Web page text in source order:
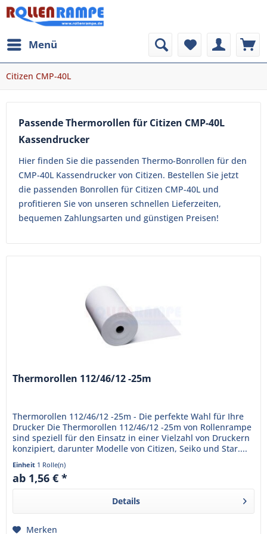
Menü
Citizen CMP-40L
Passende Thermorollen für Citizen CMP-40L
Kassendrucker
Hier finden Sie die passenden Thermo-Bonrollen für den
CMP-40L Kassendrucker von Citizen. Bestellen Sie jetzt
die passenden Bonrollen für Citizen CMP-40L und
profitieren Sie von unseren schnellen Lieferzeiten,
bequemen Zahlungsarten und günstigen Preisen!
Thermorollen 112/46/12 -25m
Thermorollen 112/46/12 -25m - Die perfekte Wahl für Ihre
Drucker Die Thermorollen 112/46/12 -25m von Rollenrampe
sind speziell für den Einsatz in einer Vielzahl von Druckern
konzipiert, darunter Modelle von Citizen, Seiko und Star....
Einheit 1 Rolle(n)
ab 1,56 € *
Details
Merken